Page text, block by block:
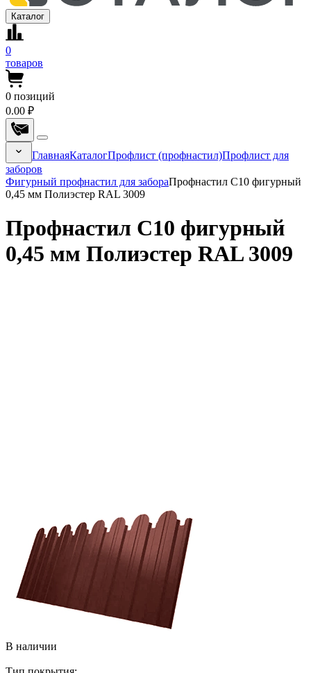
Каталог
0
товаров
0 позиций
0.00 ₽
ГлавнаяКаталогПрофлист (профнастил)Профлист для
заборов
Фигурный профнастил для забораПрофнастил С10 фигурный
0,45 мм Полиэстер RAL 3009
Профнастил С10 фигурный
0,45 мм Полиэстер RAL 3009
В наличии